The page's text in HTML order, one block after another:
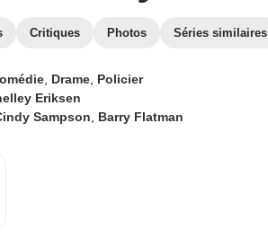
Critiques Photos Séries similaires
Drame Policier
Eriksen
Sampson
Barry Flatman